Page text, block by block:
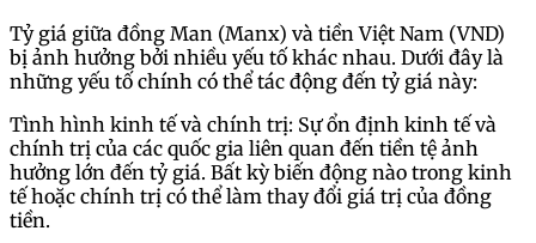
Tỷ giá giữa đồng Man (Manx) và tiền Việt Nam (VND)
bị ảnh hưởng bởi nhiều yếu tố khác nhau. Dưới đây là
những yếu tố chính có thể tác động đến tỷ giá này:
Tình hình kinh tế và chính trị: Sự ổn định kinh tế và
chính trị của các quốc gia liên quan đến tiền tệ ảnh
hưởng lớn đến tỷ giá. Bất kỳ biến động nào trong kinh
tế hoặc chính trị có thể làm thay đổi giá trị của đồng
tiền.